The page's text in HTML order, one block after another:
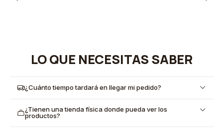
LO QUE NECESITAS SABER
¿Cuánto tiempo tardará en llegar mi pedido?
¿Tienen una tienda física donde pueda ver los
productos?